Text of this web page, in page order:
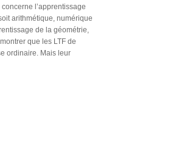
l’apprentissage
arithmétique, numérique
de la géométrie,
que les LTF de
ordinaire. Mais leur